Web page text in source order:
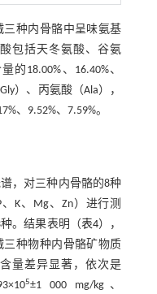
种内骨骼中呈味氨基
包括天冬氨酸、谷氨
18.00%、16.40%、
）、丙氨酸（Ala），
、9.52%、7.59%。
，对三种内骨骼的8种
K、Mg、Zn）进行测
。结果表明（表4），
种物种内骨骼矿物质
量差异显著，依次是
5±1 000 mg/kg、